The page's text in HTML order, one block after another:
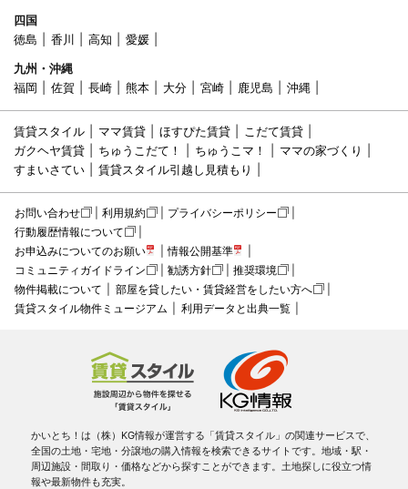
四国
徳島
香川 高知
愛媛
九州・沖縄
福岡
佐賀 長崎 熊本 大分 宮崎 鹿児島 沖縄
賃貸スタイル ママ賃貸 ほすぴた賃貸
こだて賃貸
ガクヘヤ賃貸
ちゅうこだて！ ちゅうこマ！
ママの家づくり
すまいさてい
賃貸スタイル引越し見積もり
お問い合わせ 利用規約
プライバシーポリシー
行動履歴情報について
お申込みについてのお願い
情報公開基準
コミュニティガイドライン
勧誘方針
推奨環境
物件掲載について
部屋を貸したい・賃貸経営をしたい方へ
賃貸スタイル物件ミュージアム
利用データと出典一覧
かいとち！は（株）KG情報が運営する「賃貸スタイル」の関連サービスで、
全国の土地・宅地・分譲地の購入情報を検索できるサイトです。地域・駅・
周辺施設・間取り・価格などから探すことができます。土地探しに役立つ情
報や最新物件も充実。